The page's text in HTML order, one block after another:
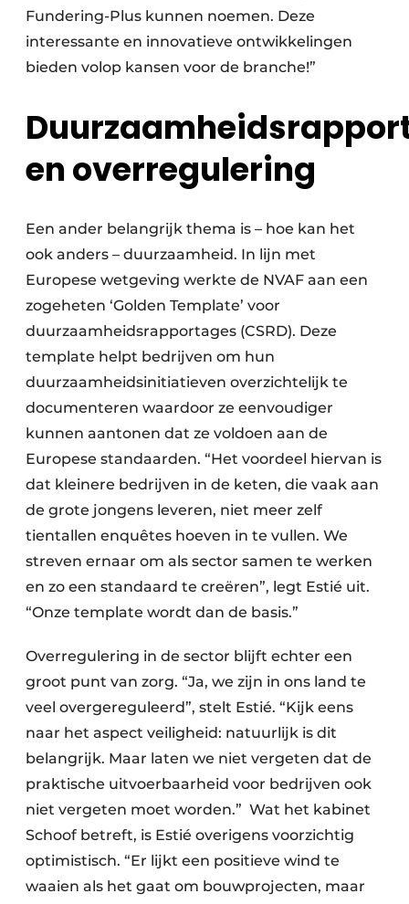
Fundering-Plus kunnen noemen. Deze
interessante en innovatieve ontwikkelingen
bieden volop kansen voor de branche!”
en overregulering
Een ander belangrijk thema is – hoe kan het
ook anders – duurzaamheid. In lijn met
Europese wetgeving werkte de NVAF aan een
zogeheten ‘Golden Template’ voor
duurzaamheidsrapportages (CSRD). Deze
template helpt bedrijven om hun
duurzaamheidsinitiatieven overzichtelijk te
documenteren waardoor ze eenvoudiger
kunnen aantonen dat ze voldoen aan de
Europese standaarden. “Het voordeel hiervan is
dat kleinere bedrijven in de keten, die vaak aan
de grote jongens leveren, niet meer zelf
tientallen enquêtes hoeven in te vullen. We
streven ernaar om als sector samen te werken
en zo een standaard te creëren”, legt Estié uit.
“Onze template wordt dan de basis.”
Overregulering in de sector blijft echter een
groot punt van zorg. “Ja, we zijn in ons land te
veel overgereguleerd”, stelt Estié. “Kijk eens
naar het aspect veiligheid: natuurlijk is dit
belangrijk. Maar laten we niet vergeten dat de
praktische uitvoerbaarheid voor bedrijven ook
niet vergeten moet worden.” Wat het kabinet
Schoof betreft, is Estié overigens voorzichtig
optimistisch. “Er lijkt een positieve wind te
waaien als het gaat om bouwprojecten, maar